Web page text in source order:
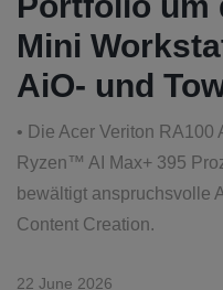
Mini
AiO- und
• Die Acer Veriton RA100
Ryzen™ AI Max+ 395
bewältigt anspruchsvolle
Content Creation.
22 June 2026